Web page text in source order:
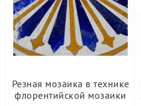
Резная мозаика в технике
флорентийской мозаики